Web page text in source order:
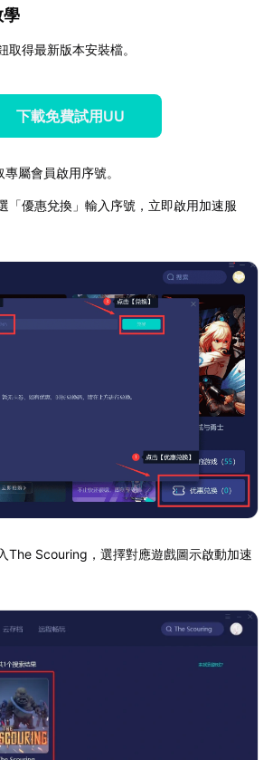
學
得最新版本安裝檔。
下載免費試用UU
屬會員啟用序號。
「優惠兌換」輸入序號，立即啟用加速服
The Scouring，選擇對應遊戲圖示啟動加速